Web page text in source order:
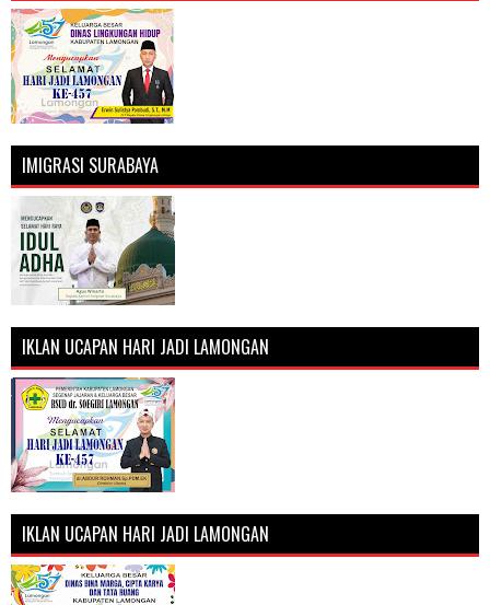
IMIGRASI SURABAYA
IKLAN UCAPAN HARI JADI LAMONGAN
IKLAN UCAPAN HARI JADI LAMONGAN